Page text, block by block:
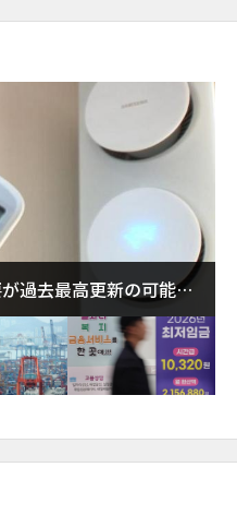
過去最高更新の可能性